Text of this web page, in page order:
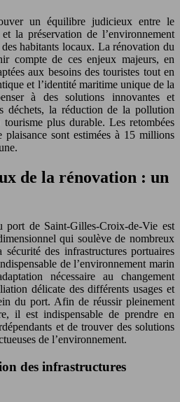
un équilibre judicieux entre le
la préservation de l’environnement
habitants locaux. La rénovation du
compte de ces enjeux majeurs, en
aux besoins des touristes tout en
et l’identité maritime unique de la
à des solutions innovantes et
déchets, la réduction de la pollution
plus durable. Les retombées
plaisance sont estimées à 15 millions
de la rénovation : un
port de Saint-Gilles-Croix-de-Vie est
qui soulève de nombreux
des infrastructures portuaires
de l’environnement marin
nécessaire au changement
délicate des différents usages et
du port. Afin de réussir pleinement
il est indispensable de prendre en
et de trouver des solutions
de l’environnement.
des infrastructures